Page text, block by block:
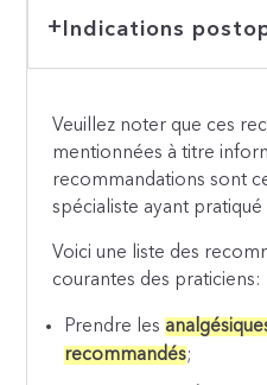
Indications
Veuillez noter que ces
mentionnées à titre
recommandations sont
spécialiste ayant pratiqué
Voici une liste des
courantes des praticiens:
Prendre les
recommandés;